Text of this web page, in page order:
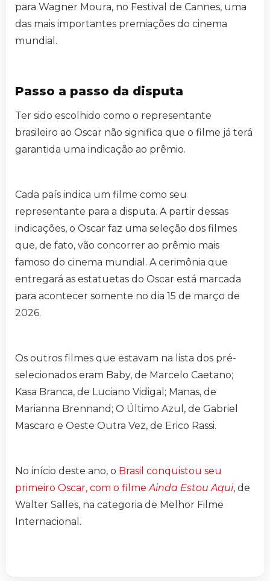
para Wagner Moura, no Festival de Cannes, uma
das mais importantes premiações do cinema
mundial.
Passo a passo da disputa
Ter sido escolhido como o representante
brasileiro ao Oscar não significa que o filme já terá
garantida uma indicação ao prêmio.
Cada país indica um filme como seu
representante para a disputa. A partir dessas
indicações, o Oscar faz uma seleção dos filmes
que, de fato, vão concorrer ao prêmio mais
famoso do cinema mundial. A cerimônia que
entregará as estatuetas do Oscar está marcada
para acontecer somente no dia 15 de março de
2026.
Os outros filmes que estavam na lista dos pré-
selecionados eram Baby, de Marcelo Caetano;
Kasa Branca, de Luciano Vidigal; Manas, de
Marianna Brennand; O Último Azul, de Gabriel
Mascaro e Oeste Outra Vez, de Erico Rassi.
No início deste ano, o Brasil conquistou seu
primeiro Oscar, com o filmeAinda Estou Aqui, de
Walter Salles, na categoria de Melhor Filme
Internacional.